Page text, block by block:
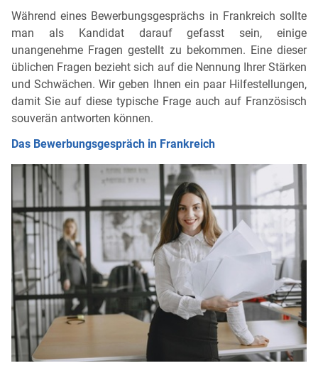
Während eines Bewerbungsgesprächs in Frankreich sollte
man als Kandidat darauf gefasst sein, einige
unangenehme Fragen gestellt zu bekommen. Eine dieser
üblichen Fragen bezieht sich auf die Nennung Ihrer Stärken
und Schwächen. Wir geben Ihnen ein paar Hilfestellungen,
damit Sie auf diese typische Frage auch auf Französisch
souverän antworten können.
Das Bewerbungsgespräch in Frankreich